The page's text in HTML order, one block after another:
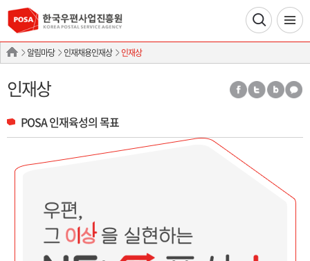
알림마당 인재채용인재상 인재상
인재상
POSA 인재육성의 목표